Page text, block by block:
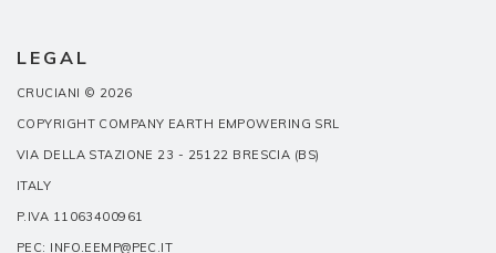
LEGAL
CRUCIANI © 2026
COPYRIGHT COMPANY EARTH EMPOWERING SRL
VIA DELLA STAZIONE 23 - 25122 BRESCIA (BS)
ITALY
P.IVA 11063400961
PEC: INFO.EEMP@PEC.IT